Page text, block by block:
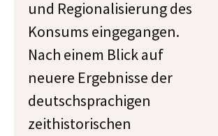
und Regionalisierung des
Konsums eingegangen.
Nach einem Blick auf
neuere Ergebnisse der
deutschsprachigen
zeithistorischen